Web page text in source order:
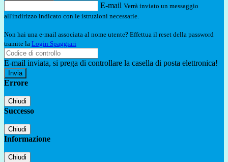
E-mail Verrà inviato un messaggio
all'indirizzo indicato con le istruzioni necessarie.
Non hai una e-mail associata al nome utente? Effettua il reset della password
tramite la Login Spaggiari
E-mail inviata, si prega di controllare la casella di posta elettronica!
Errore
Chiudi
Successo
Chiudi
Informazione
Chiudi